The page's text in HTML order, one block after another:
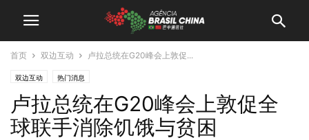
首页 双边互动 卢拉总统在G20峰会上敦促...
双边互动 热门消息
卢拉总统在G20峰会上敦促全
球联手消除饥饿与贫困